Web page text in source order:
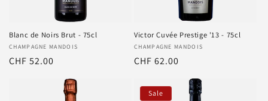
Blanc de Noirs Brut - 75cl
Anbieter:
CHAMPAGNE MANDOIS
Normaler
CHF 52.00
Victor Cuvée Prestige '13 - 75cl
Anbieter:
CHAMPAGNE MANDOIS
Normaler
CHF 62.00
Sale